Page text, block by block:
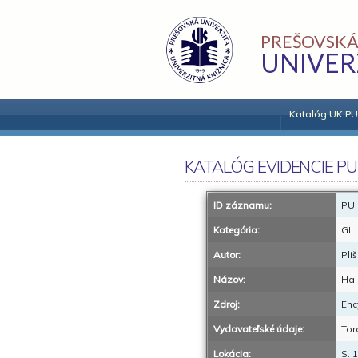
Katalóg UK PU
KATALÓG EVIDENCIE
ID záznamu:
Kategória: GII
Autor:
Názov:
Zdroj:
Vydavateľské údaje:
Lokácia: S.